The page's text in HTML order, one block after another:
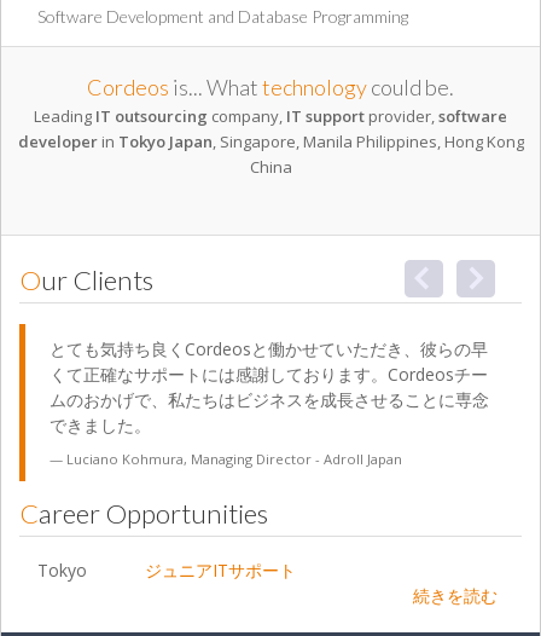
Software Development and Database Programming
Cordeos is... Whattechnologycould be.
Leading IT outsourcing company, IT support provider,software
developerin Tokyo Japan, Singapore, Manila Philippines, Hong Kong
China
Our Clients
とても気持ち良くCordeosと働かせていただき、彼らの早
くて正確なサポートには感謝しております。Cordeosチー
ムのおかげで、私たちはビジネスを成長させることに専念
できました。
Luciano Kohmura, Managing Director - Adroll Japan
Career Opportunities
Tokyo
ジュニアITサポート
続きを読む